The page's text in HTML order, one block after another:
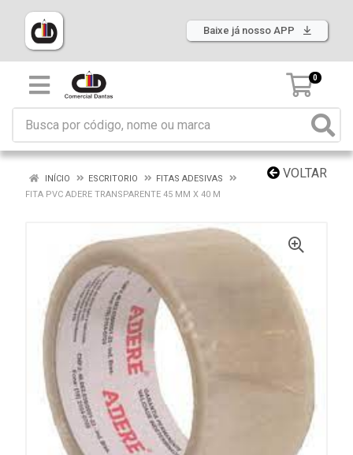
Baixe já nosso APP
0
VOLTAR
INÍCIO ESCRITORIO
FITAS ADESIVAS
FITA PVC ADERE TRANSPARENTE 45 MM X 40 M